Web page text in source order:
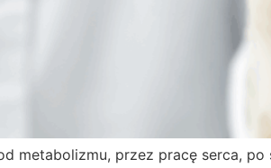
metabolizmu, przez pracę serca,